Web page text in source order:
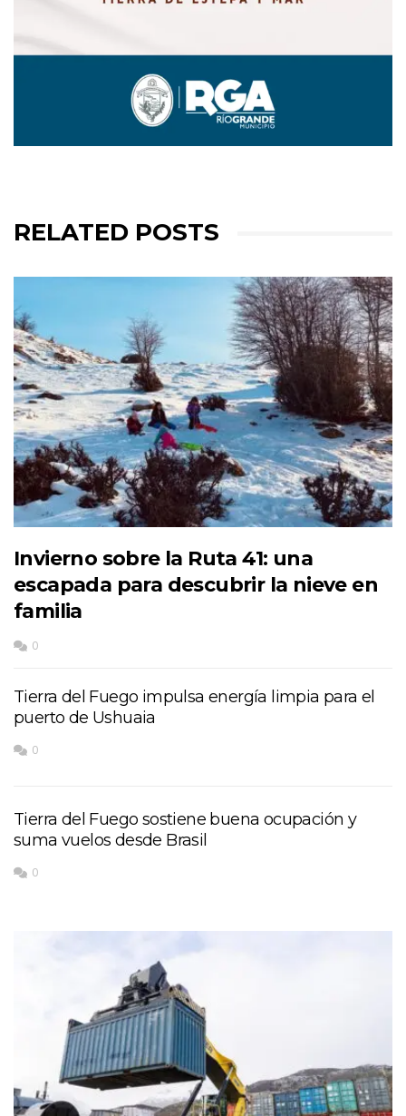
RELATED POSTS
Invierno sobre la Ruta 41: una
escapada para descubrir la nieve en
familia
0
Tierra del Fuego impulsa energía limpia para el
puerto de Ushuaia
0
Tierra del Fuego sostiene buena ocupación y
suma vuelos desde Brasil
0